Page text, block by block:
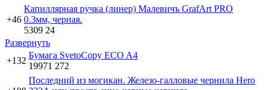
+46
Капиллярная ручка (линер) Малевичъ GrafArt PRO
0.3мм, черная.
5309 24
Развернуть
+132
Бумага SvetoCopy ECO A4
19971 272
Последний из могикан. Железо-галловые чернила Hero